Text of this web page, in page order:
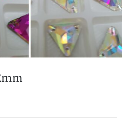
page